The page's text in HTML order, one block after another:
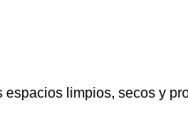
limpios, secos y